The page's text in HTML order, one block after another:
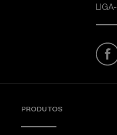
PRODUTOS